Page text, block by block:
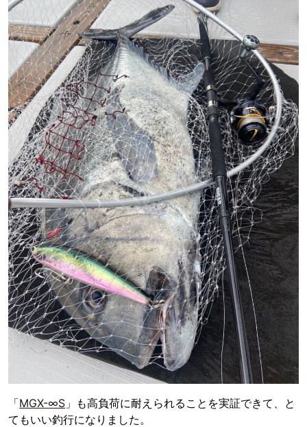
「MGX-∞S 」も高負荷に耐えられることを実証できて、と
てもいい釣行になりました。